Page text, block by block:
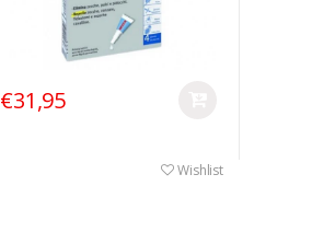
€31,95
Wishlist